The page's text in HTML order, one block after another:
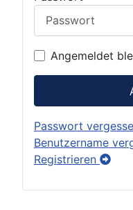
Angemeldet
Passwort
Benutzername
Registrieren